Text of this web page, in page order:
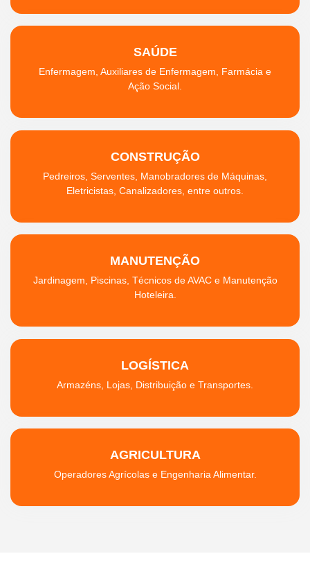
SAÚDE
Enfermagem, Auxiliares de Enfermagem, Farmácia e
Ação Social.
CONSTRUÇÃO
Pedreiros, Serventes, Manobradores de Máquinas,
Eletricistas, Canalizadores, entre outros.
MANUTENÇÃO
Jardinagem, Piscinas, Técnicos de AVAC e Manutenção
Hoteleira.
LOGÍSTICA
Armazéns, Lojas, Distribuição e Transportes.
AGRICULTURA
Operadores Agrícolas e Engenharia Alimentar.